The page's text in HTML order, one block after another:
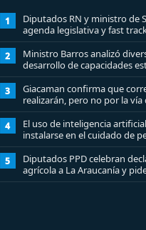
1
Diputados RN y ministro de
agenda legislativa y fast
2
Ministro Barros analizó
desarrollo de capacidades
Consejo de Política Espacial
3
Giacaman confirma que
realizarán, pero no por la vía
4
El uso de inteligencia
instalarse en el cuidado de
5
Diputados PPD celebran
agrícola a La Araucanía y
económicas a familias